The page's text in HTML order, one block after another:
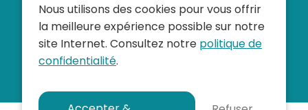
Nous utilisons des cookies pour vous offrir
la meilleure expérience possible sur notre
site Internet. Consultez notre politique de
confidentialité.